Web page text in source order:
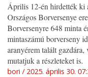
Április 12-én hirdették ki
Országos Borversenye
Borversenyre 648 minta
mintaszámú borverseny
aranyérem talált
mutatjuk a részleteket is.
bori 2025. április 30.